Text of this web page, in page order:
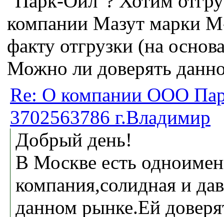
компании Мазут марки
факту отгрузки (на
Можно ли доверять
Re: О компании ООО
3702563786 г.Владимир
Добрый день!
В Москве есть
компания,солидная и
данном рынке.Ей